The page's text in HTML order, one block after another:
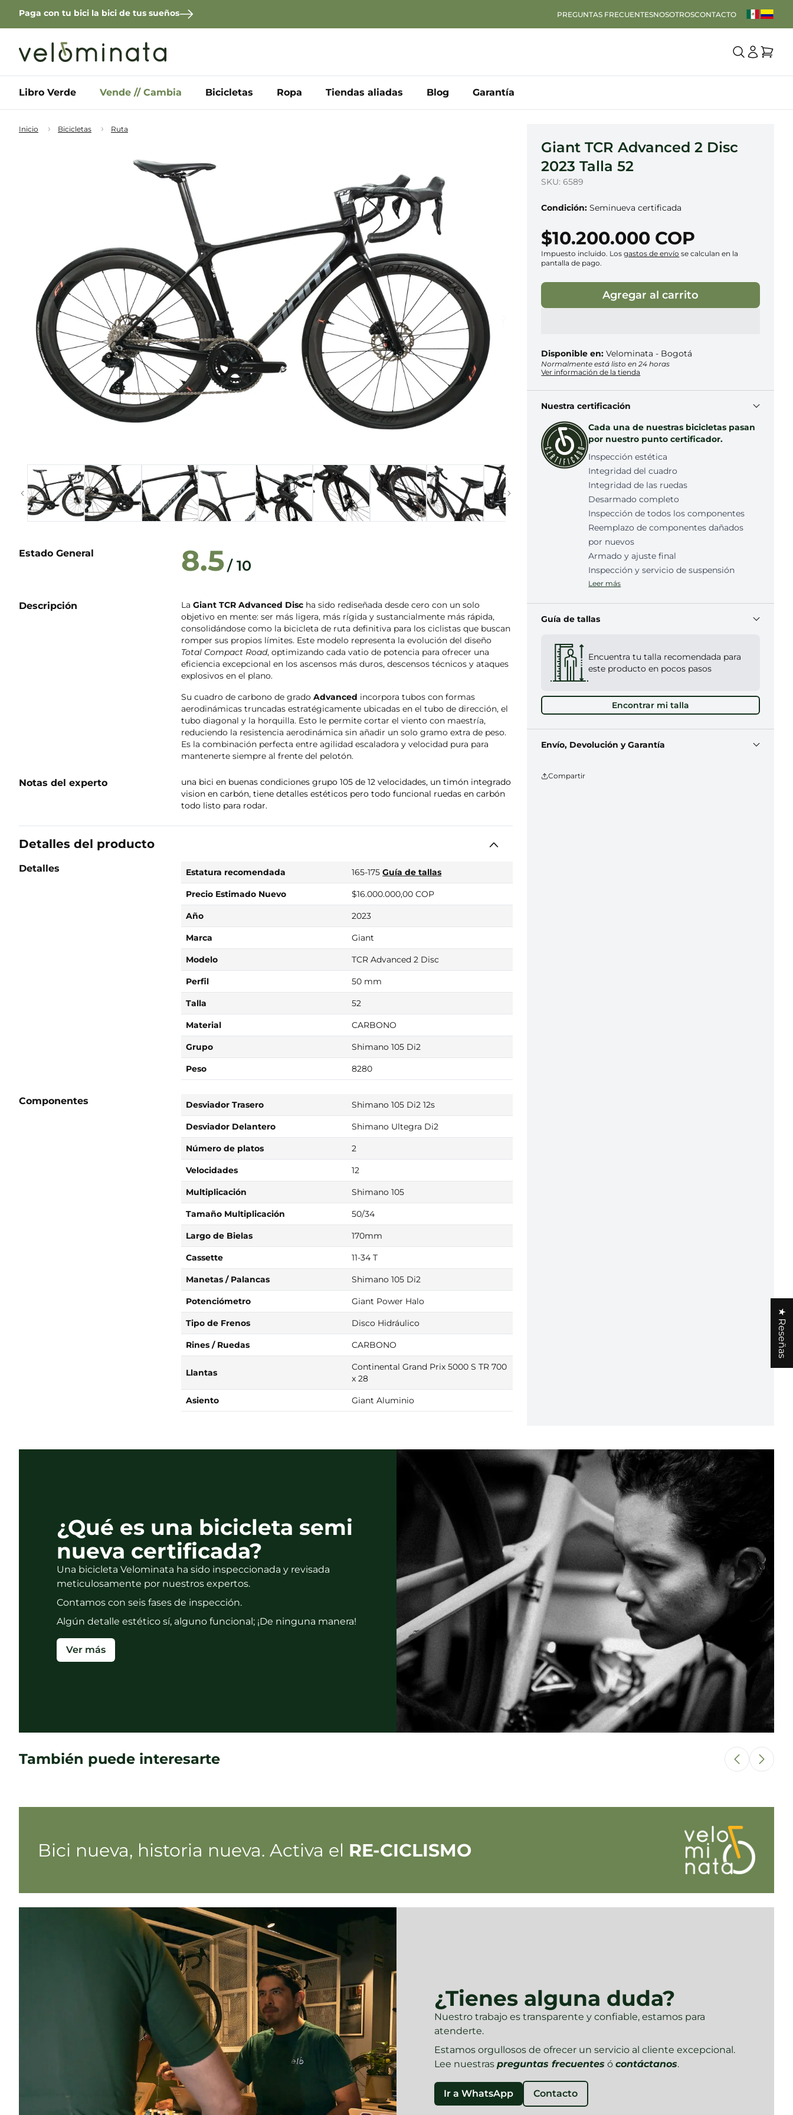
Paga con tu bici la bici de tus sueños PREGUNTAS FRECUENTESNOSOTROSCONTACTO
Libro Verde Vende // Cambia Bicicletas Ropa Tiendas aliadas Blog Garantía
Inicio Bicicletas Ruta
Giant TCR Advanced 2 Disc
2023 Talla 52
SKU: 6589
Condición: Seminueva certificada
$10.200.000 COP
Impuesto incluido. Losgastos de envío se calculan en la
pantalla de pago.
Agregar al carrito
Disponible en: Velominata - Bogotá
Normalmente está listo en 24 horas
Ver información de la tienda
Nuestra certificación
Cada una de nuestras bicicletas pasan
por nuestro punto certificador.
Inspección estética
Integridad del cuadro
Integridad de las ruedas
Desarmado completo
Inspección de todos los componentes
Reemplazo de componentes dañados
por nuevos
Armado y ajuste final
Inspección y servicio de suspensión
Leer más
Guía de tallas
Encuentra tu talla recomendada para
este producto en pocos pasos
Encontrar mi talla
Envío, Devolución y Garantía
Compartir
Estado General 8.5/ 10
Descripción LaGiant TCR Advanced Disc ha sido rediseñada desde cero con un solo
objetivo en mente: ser más ligera, más rígida y sustancialmente más rápida,
consolidándose como la bicicleta de ruta definitiva para los ciclistas que buscan
romper sus propios límites. Este modelo representa la evolución del diseño
Total Compact Road, optimizando cada vatio de potencia para ofrecer una
eficiencia excepcional en los ascensos más duros, descensos técnicos y ataques
explosivos en el plano.
Su cuadro de carbono de gradoAdvanced incorpora tubos con formas
aerodinámicas truncadas estratégicamente ubicadas en el tubo de dirección, el
tubo diagonal y la horquilla. Esto le permite cortar el viento con maestría,
reduciendo la resistencia aerodinámica sin añadir un solo gramo extra de peso.
Es la combinación perfecta entre agilidad escaladora y velocidad pura para
mantenerte siempre al frente del pelotón.
Notas del experto
una bici en buenas condiciones grupo 105 de 12 velocidades, un timón integrado
vision en carbón, tiene detalles estéticos pero todo funcional ruedas en carbón
todo listo para rodar.
Detalles del producto
Detalles Estatura recomendada 165-175 Guía de tallas
Precio Estimado Nuevo $16.000.000,00 COP
Año 2023
Marca Giant
Modelo TCR Advanced 2 Disc
Perfil 50 mm
Talla 52
Material CARBONO
Grupo Shimano 105 Di2
Peso 8280
Componentes Desviador Trasero Shimano 105 Di2 12s
Desviador Delantero Shimano Ultegra Di2
Número de platos 2
Velocidades 12
Multiplicación Shimano 105
Tamaño Multiplicación 50/34
Largo de Bielas 170mm
Cassette 11-34 T
Manetas / Palancas Shimano 105 Di2
Potenciómetro Giant Power Halo
Tipo de Frenos Disco Hidráulico
Rines / Ruedas CARBONO
Llantas
Continental Grand Prix 5000 S TR 700
x 28
Asiento Giant Aluminio
¿Qué es una bicicleta semi
nueva certificada?
Una bicicleta Velominata ha sido inspeccionada y revisada
meticulosamente por nuestros expertos.
Contamos con seis fases de inspección.
Algún detalle estético sí, alguno funcional; ¡De ninguna manera!
Ver más
También puede interesarte
Bici nueva, historia nueva. Activa el RE-CICLISMO
¿Tienes alguna duda?
Nuestro trabajo es transparente y confiable, estamos para
atenderte.
Estamos orgullosos de ofrecer un servicio al cliente excepcional.
Lee nuestras preguntas frecuentes ó contáctanos.
Ir a WhatsApp Contacto
★ Reseñas